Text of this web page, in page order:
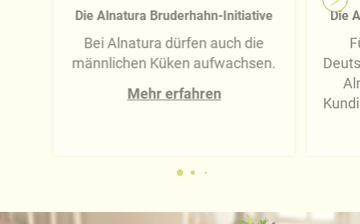
Die Alnatura Bruderhahn-Initiative
Bei Alnatura dürfen auch die
männlichen Küken aufwachsen.
Mehr erfahren
Die